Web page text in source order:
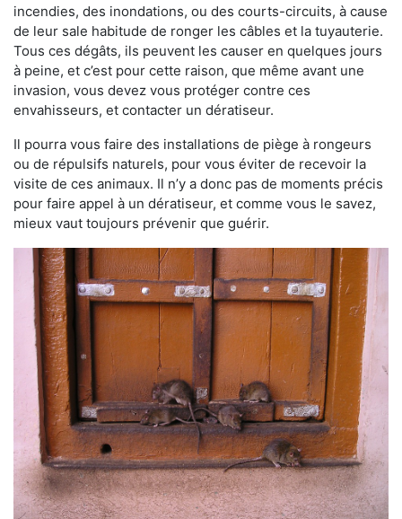
incendies, des inondations, ou des courts-circuits, à cause
de leur sale habitude de ronger les câbles et la tuyauterie.
Tous ces dégâts, ils peuvent les causer en quelques jours
à peine, et c’est pour cette raison, que même avant une
invasion, vous devez vous protéger contre ces
envahisseurs, et contacter un dératiseur.
Il pourra vous faire des installations de piège à rongeurs
ou de répulsifs naturels, pour vous éviter de recevoir la
visite de ces animaux. Il n’y a donc pas de moments précis
pour faire appel à un dératiseur, et comme vous le savez,
mieux vaut toujours prévenir que guérir.